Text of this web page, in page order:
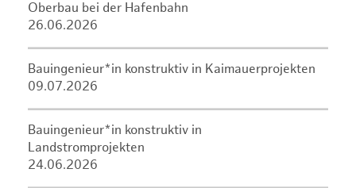
Oberbau bei der Hafenbahn
26.06.2026
Bauingenieur*in konstruktiv in Kaimauerprojekten
09.07.2026
Bauingenieur*in konstruktiv in
Landstromprojekten
24.06.2026